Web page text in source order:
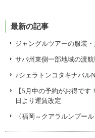
最新の記事
ジャングルツアーの服装
サバ州東側一部地域の渡
♪シェラトンコタキナバル
【5月中の予約がお得で
日より運賃改定
〈福岡⇔クアラルンプー